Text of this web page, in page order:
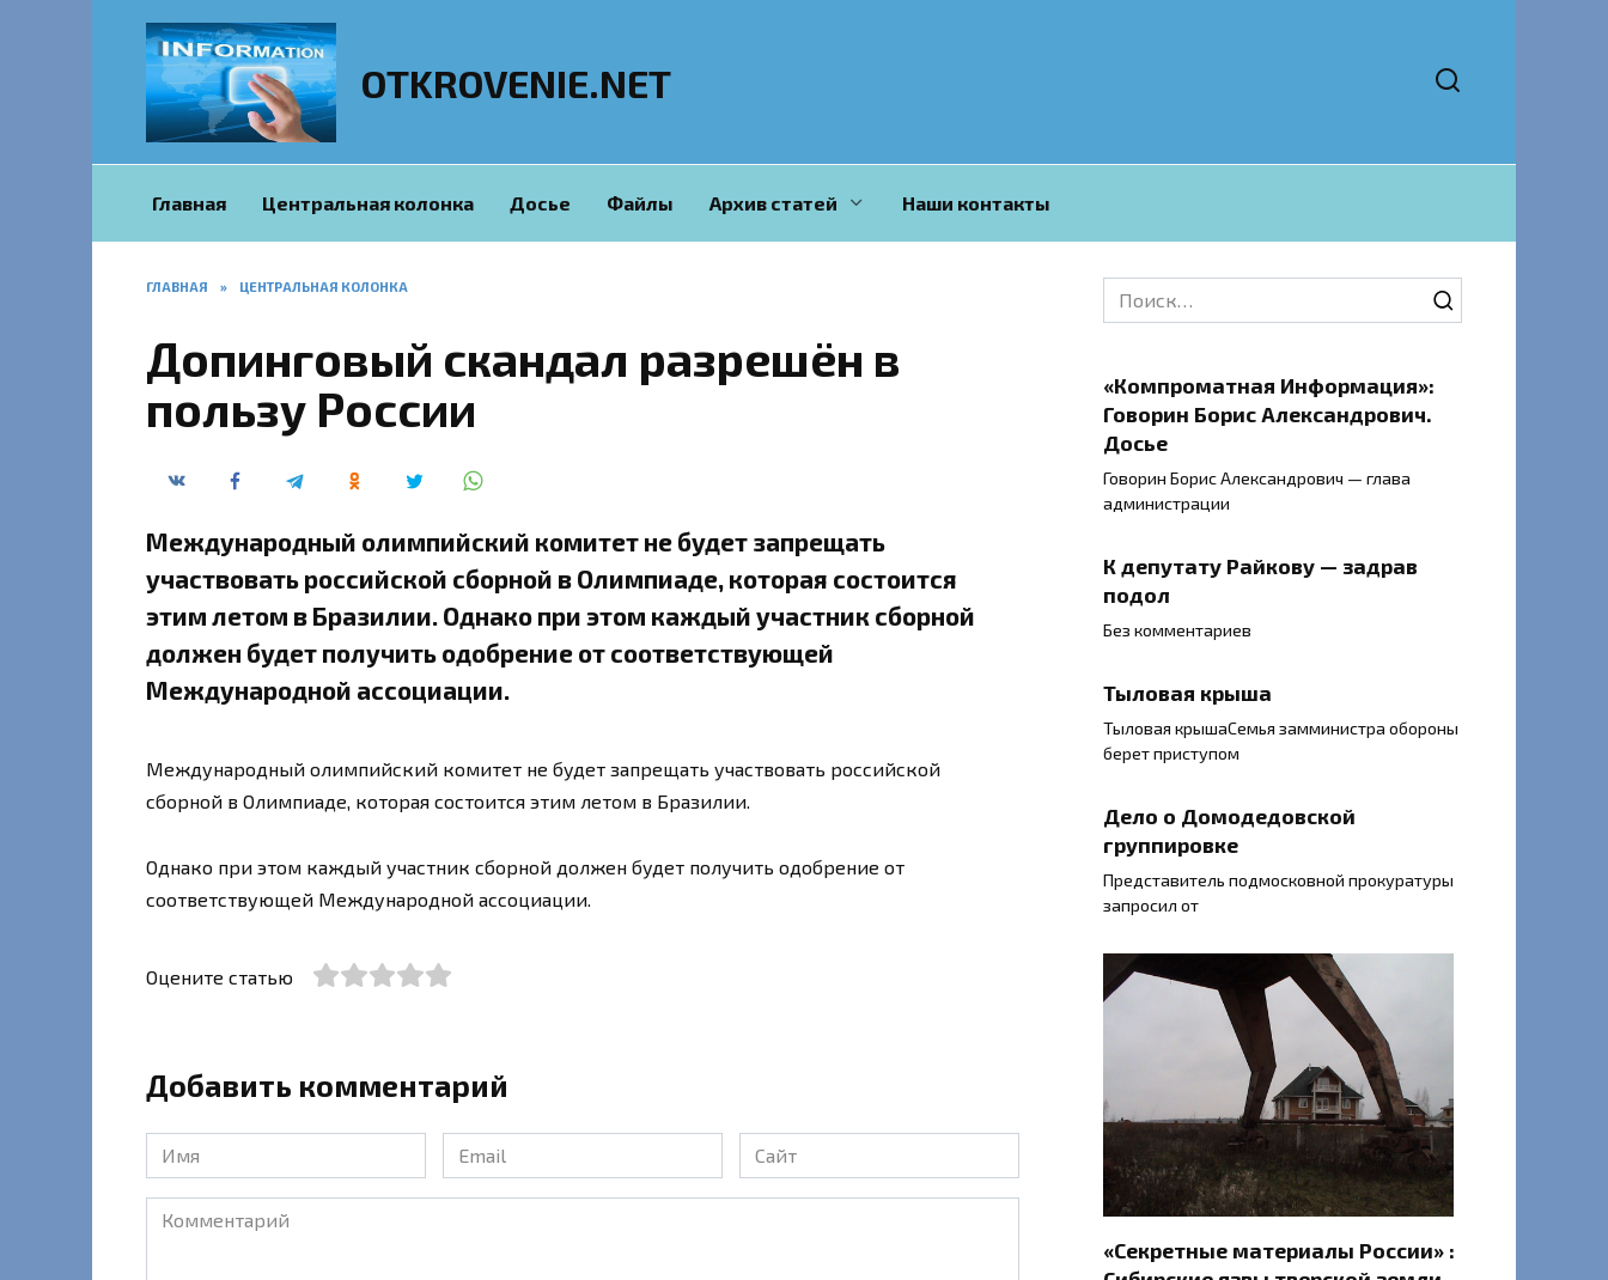
OTKROVENIE.NET
Главная Центральная колонка Досье Файлы Архив статей Наши контакты
ГЛАВНАЯ » ЦЕНТРАЛЬНАЯ КОЛОНКА
Допинговый скандал разрешён в
пользу России
Международный олимпийский комитет не будет запрещать
участвовать российской сборной в Олимпиаде, которая состоится
этим летом в Бразилии. Однако при этом каждый участник сборной
должен будет получить одобрение от соответствующей
Международной ассоциации.
Международный олимпийский комитет не будет запрещать участвовать российской
сборной в Олимпиаде, которая состоится этим летом в Бразилии.
Однако при этом каждый участник сборной должен будет получить одобрение от
соответствующей Международной ассоциации.
Оцените статью
Добавить комментарий
Имя
*
Email
*
Сайт
Комментарий
Search
for:
«Компроматная Информация»:
Говорин Борис Александрович.
Досье
Говорин Борис Александрович — глава
администрации
К депутату Райкову — задрав
подол
Без комментариев
Тыловая крыша
Тыловая крышаСемья замминистра обороны
берет приступом
Дело о Домодедовской
группировке
Представитель подмосковной прокуратуры
запросил от
«Секретные материалы России» :